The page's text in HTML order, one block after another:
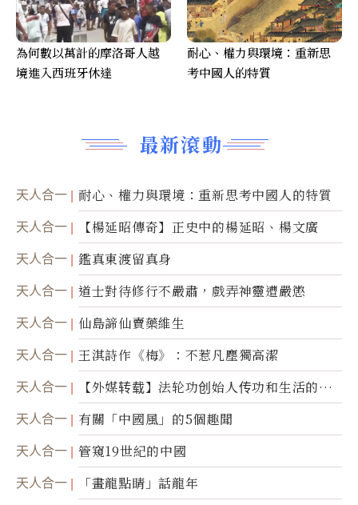
最新滾動
天人合一 耐心、權力與環境：重新思考中國人的特質
天人合一 【楊延昭傳奇】正史中的楊延昭、楊文廣
天人合一 鑑真東渡留真身
天人合一 道士對待修行不嚴肅，戲弄神靈遭嚴懲
天人合一 仙島諦仙賣藥維生
天人合一 王淇詩作《梅》：不惹凡塵獨高潔
天人合一
【外媒转载】法轮功创始人传功和生活的故
事
天人合一 有關「中國風」的5個趣聞
天人合一 管窺19世紀的中國
天人合一 「畫龍點睛」話龍年
為何數以萬計的摩洛哥人越
境進入西班牙休達
耐心、權力與環境：重新思
考中國人的特質